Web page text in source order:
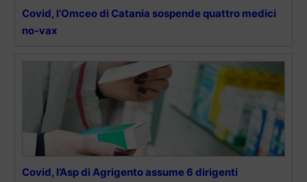
Covid, l’Omceo di Catania sospende quattro medici
no-vax
Covid, l’Asp di Agrigento assume 6 dirigenti